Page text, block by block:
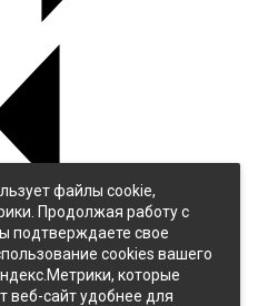
файлы cookie,
Продолжая работу с
подтверждаете свое
cookies вашего
которые
веб-сайт удобнее для